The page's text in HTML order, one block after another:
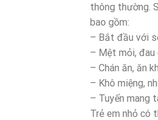
thông thường.
bao gồm:
– Bắt đầu với
– Mệt mỏi, đau
– Chán ăn, ăn
– Khô miệng,
– Tuyến mang
Trẻ em nhỏ có